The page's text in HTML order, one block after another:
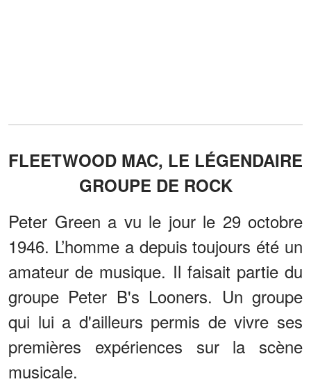
FLEETWOOD MAC, LE LÉGENDAIRE
GROUPE DE ROCK
Peter Green a vu le jour le 29 octobre
1946. L’homme a depuis toujours été un
amateur de musique. Il faisait partie du
groupe Peter B's Looners. Un groupe
qui lui a d'ailleurs permis de vivre ses
premières expériences sur la scène
musicale.